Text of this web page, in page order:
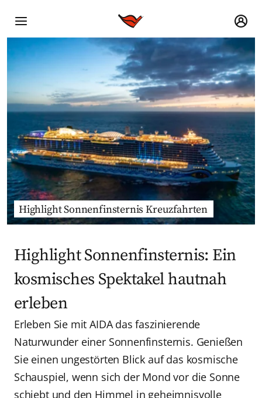
Highlight Sonnenfinsternis Kreuzfahrten
Highlight Sonnenfinsternis: Ein
kosmisches Spektakel hautnah
erleben
Erleben Sie mit AIDA das faszinierende
Naturwunder einer Sonnenfinsternis. Genießen
Sie einen ungestörten Blick auf das kosmische
Schauspiel, wenn sich der Mond vor die Sonne
schiebt und den Himmel in geheimnisvolle